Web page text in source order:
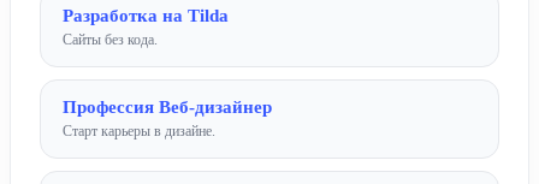
Разработка на Tilda
Сайты без кода.
Профессия Веб-дизайнер
Старт карьеры в дизайне.